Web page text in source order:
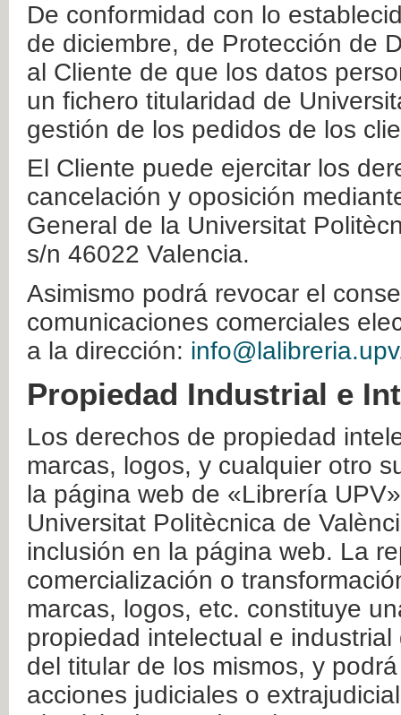
De conformidad con lo
de diciembre, de Protección de
al Cliente de que los datos
un fichero titularidad de
gestión de los pedidos de los
El Cliente puede ejercitar los
cancelación y oposición
General de la Universitat
s/n 46022 Valencia.
Asimismo podrá revocar el
comunicaciones comerciales
a la dirección:
Propiedad Industrial e
Los derechos de propiedad
marcas, logos, y cualquier otro
la página web de «Librería
Universitat Politècnica de
inclusión en la página web. La
comercialización o
marcas, logos, etc. constituye
propiedad intelectual e
del titular de los mismos, y
acciones judiciales o